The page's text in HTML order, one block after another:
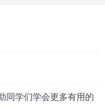
同学们学会更多有用的